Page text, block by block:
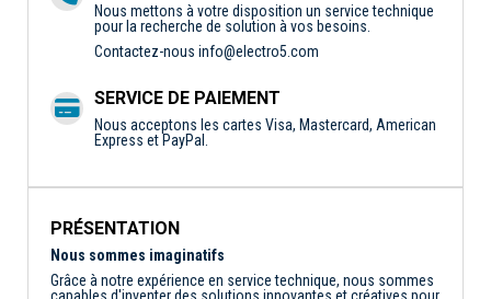
Nous mettons à votre disposition un service technique
pour la recherche de solution à vos besoins.
Contactez-nous info@electro5.com
SERVICE DE PAIEMENT
Nous acceptons les cartes Visa, Mastercard, American
Express et PayPal.
PRÉSENTATION
Nous sommes imaginatifs
Grâce à notre expérience en service technique, nous sommes